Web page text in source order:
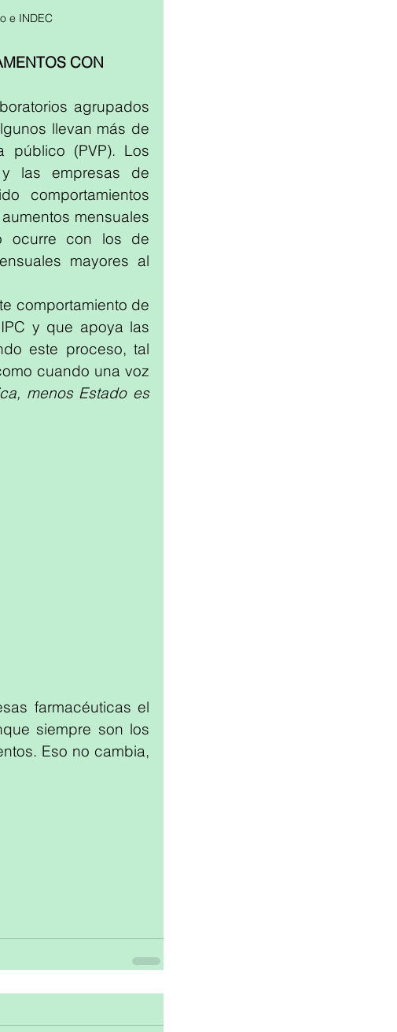
e INDEC
CON
agrupados
llevan más de
(PVP). Los
las empresas de
comportamientos
mensuales
ocurre con los de
mayores al
comportamiento de
y que apoya las
este proceso, tal
cuando una voz
menos Estado es
farmacéuticas el
siempre son los
Eso no cambia,